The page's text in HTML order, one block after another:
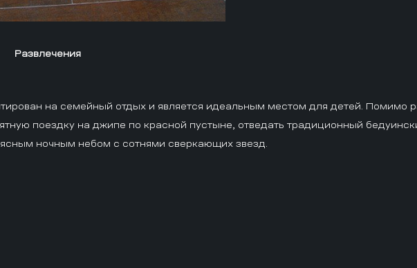
Развлечения
на семейный отдых и является идеальным местом для детей. Помимо
поездку на джипе по красной пустыне, отведать традиционный
ночным небом с сотнями сверкающих звезд.